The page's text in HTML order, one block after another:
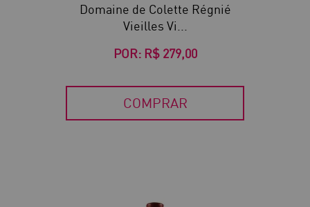
Domaine de Colette Régnié
Vieilles Vi...
POR: R$ 279,00
COMPRAR